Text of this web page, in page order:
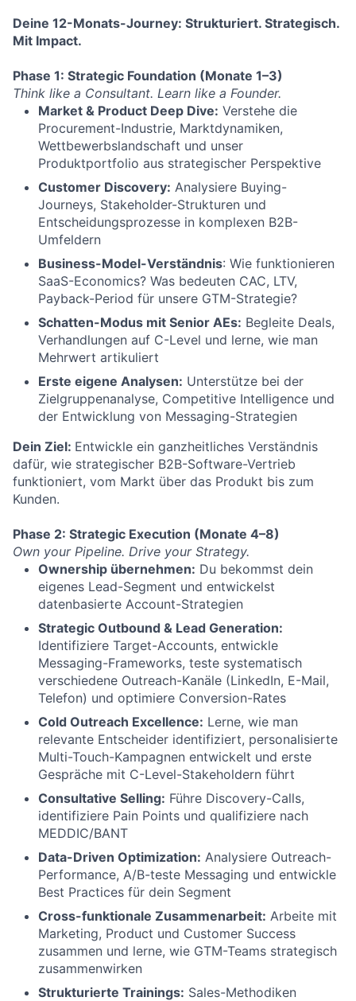
Deine 12-Monats-Journey: Strukturiert. Strategisch.
Mit Impact.
Phase 1: Strategic Foundation (Monate 1–3)
Think like a Consultant. Learn like a Founder.
Market & Product Deep Dive: Verstehe die
Procurement-Industrie, Marktdynamiken,
Wettbewerbslandschaft und unser
Produktportfolio aus strategischer Perspektive
Customer Discovery: Analysiere Buying-
Journeys, Stakeholder-Strukturen und
Entscheidungsprozesse in komplexen B2B-
Umfeldern
Business-Model-Verständnis: Wie funktionieren
SaaS-Economics? Was bedeuten CAC, LTV,
Payback-Period für unsere GTM-Strategie?
Schatten-Modus mit Senior AEs: Begleite Deals,
Verhandlungen auf C-Level und lerne, wie man
Mehrwert artikuliert
Erste eigene Analysen: Unterstütze bei der
Zielgruppenanalyse, Competitive Intelligence und
der Entwicklung von Messaging-Strategien
Dein Ziel: Entwickle ein ganzheitliches Verständnis
dafür, wie strategischer B2B-Software-Vertrieb
funktioniert, vom Markt über das Produkt bis zum
Kunden.
Phase 2: Strategic Execution (Monate 4–8)
Own your Pipeline. Drive your Strategy.
Ownership übernehmen: Du bekommst dein
eigenes Lead-Segment und entwickelst
datenbasierte Account-Strategien
Strategic Outbound & Lead Generation:
Identifiziere Target-Accounts, entwickle
Messaging-Frameworks, teste systematisch
verschiedene Outreach-Kanäle (LinkedIn, E-Mail,
Telefon) und optimiere Conversion-Rates
Cold Outreach Excellence: Lerne, wie man
relevante Entscheider identifiziert, personalisierte
Multi-Touch-Kampagnen entwickelt und erste
Gespräche mit C-Level-Stakeholdern führt
Consultative Selling: Führe Discovery-Calls,
identifiziere Pain Points und qualifiziere nach
MEDDIC/BANT
Data-Driven Optimization: Analysiere Outreach-
Performance, A/B-teste Messaging und entwickle
Best Practices für dein Segment
Cross-funktionale Zusammenarbeit: Arbeite mit
Marketing, Product und Customer Success
zusammen und lerne, wie GTM-Teams strategisch
zusammenwirken
Strukturierte Trainings: Sales-Methodiken